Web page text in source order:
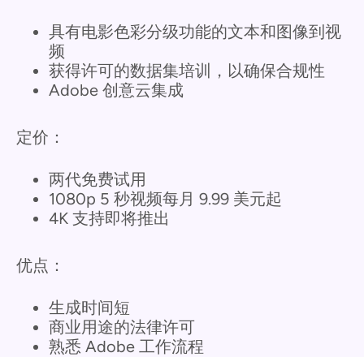
具有电影色彩分级功能的文本和图像到视
频
获得许可的数据集培训，以确保合规性
Adobe 创意云集成
定价：
两代免费试用
1080p 5 秒视频每月 9.99 美元起
4K 支持即将推出
优点：
生成时间短
商业用途的法律许可
熟悉 Adobe 工作流程